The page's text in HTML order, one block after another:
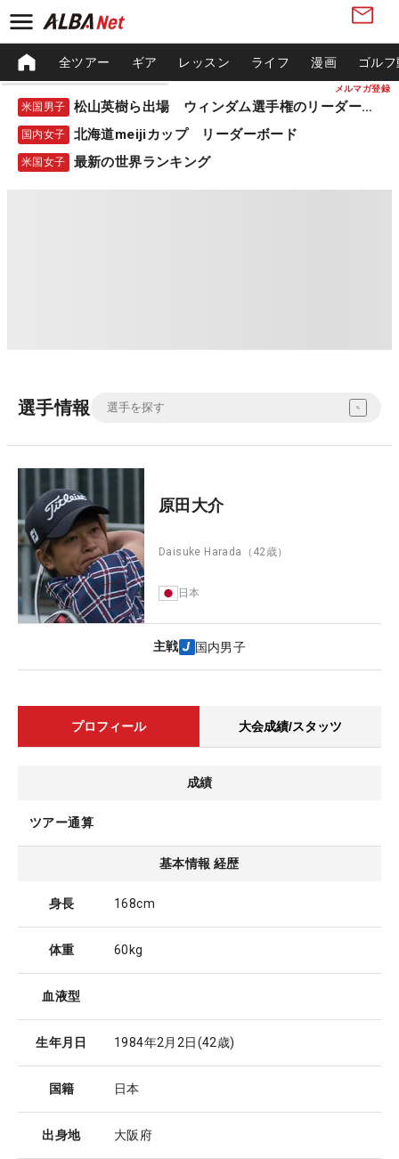
メルマガ登録
全ツアー ギア レッスン ライフ 漫画 ゴル
米国男子 松山英樹ら出場 ウィンダム選手権のリーダーボード
国内女子 北海道meijiカップ リーダーボード
米国女子 最新の世界ランキング
選手情報
原田大介
Daisuke Harada （42歳）
日本
主戦 国内男子
プロフィール 大会成績/スタッツ
成績
ツアー通算
基本情報 経歴
身長 168cm
体重 60kg
血液型
生年月日 1984年2月2日(42歳)
国籍 日本
出身地 大阪府